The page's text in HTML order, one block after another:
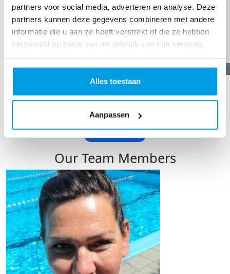
partners voor social media, adverteren en analyse. Deze
partners kunnen deze gegevens combineren met andere
informatie die u aan ze heeft verstrekt of die ze hebben
verzameld op basis van uw gebruik van hun services.
Alles toestaan
Aanpassen
10,89
TOON MEER
Our Team Members